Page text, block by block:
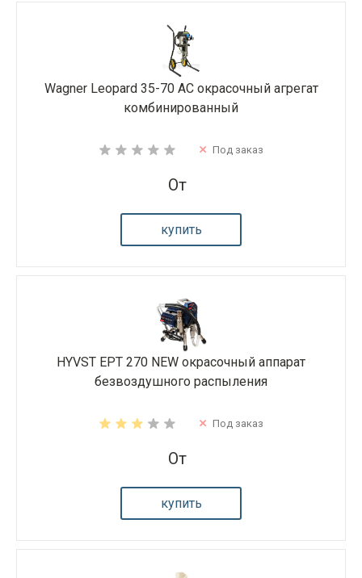
Wagner Leopard 35-70 AC окрасочный агрегат
комбинированный
Под заказ
От
купить
HYVST EPT 270 NEW окрасочный аппарат
безвоздушного распыления
Под заказ
От
купить